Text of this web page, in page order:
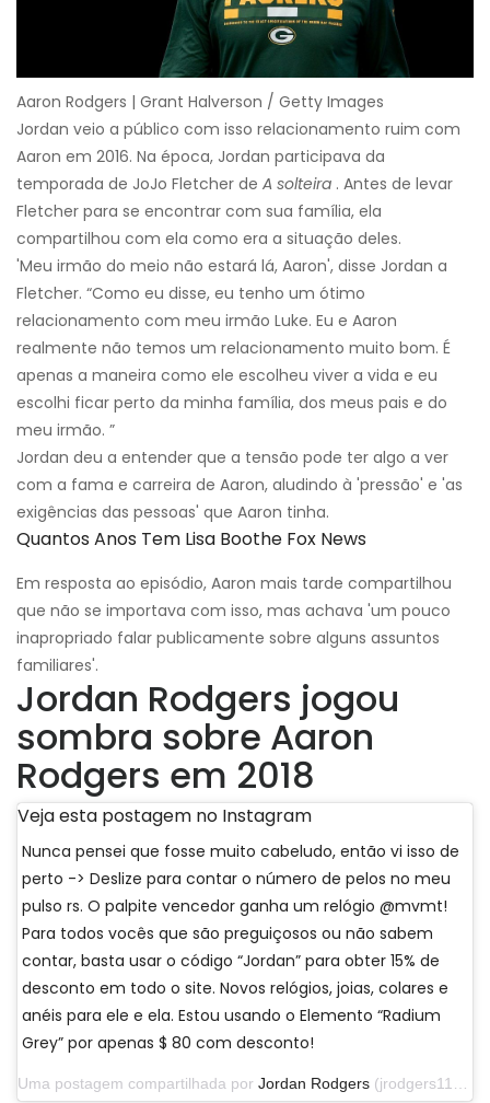
Aaron Rodgers | Grant Halverson / Getty Images
Jordan veio a público com isso relacionamento ruim com
Aaron em 2016. Na época, Jordan participava da
temporada de JoJo Fletcher de A solteira . Antes de levar
Fletcher para se encontrar com sua família, ela
compartilhou com ela como era a situação deles.
'Meu irmão do meio não estará lá, Aaron', disse Jordan a
Fletcher. “Como eu disse, eu tenho um ótimo
relacionamento com meu irmão Luke. Eu e Aaron
realmente não temos um relacionamento muito bom. É
apenas a maneira como ele escolheu viver a vida e eu
escolhi ficar perto da minha família, dos meus pais e do
meu irmão. ”
Jordan deu a entender que a tensão pode ter algo a ver
com a fama e carreira de Aaron, aludindo à 'pressão' e 'as
exigências das pessoas' que Aaron tinha.
Quantos Anos Tem Lisa Boothe Fox News
Em resposta ao episódio, Aaron mais tarde compartilhou
que não se importava com isso, mas achava 'um pouco
inapropriado falar publicamente sobre alguns assuntos
familiares'.
Jordan Rodgers jogou
sombra sobre Aaron
Rodgers em 2018
Veja esta postagem no Instagram
Nunca pensei que fosse muito cabeludo, então vi isso de
perto -> Deslize para contar o número de pelos no meu
pulso rs. O palpite vencedor ganha um relógio @mvmt!
Para todos vocês que são preguiçosos ou não sabem
contar, basta usar o código “Jordan” para obter 15% de
desconto em todo o site. Novos relógios, joias, colares e
anéis para ele e ela. Estou usando o Elemento “Radium
Grey” por apenas $ 80 com desconto!
Uma postagem compartilhada por Jordan Rodgers (jrodgers11) em 29 de setembro de 2019 às 13h07 PDT